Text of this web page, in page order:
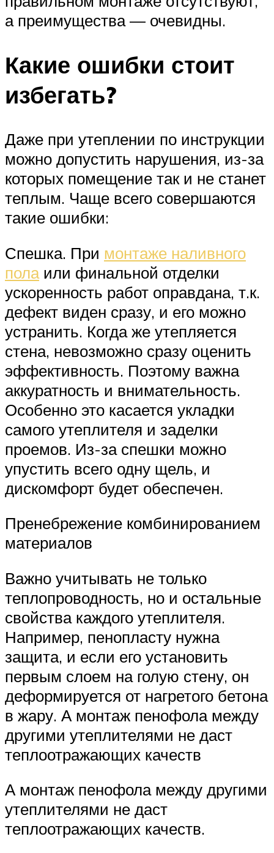
а преимущества — очевидны.
Какие ошибки стоит
избегать?
Даже при утеплении по инструкции
можно допустить нарушения, из-за
которых помещение так и не станет
теплым. Чаще всего совершаются
такие ошибки:
Спешка. При монтаже наливного
полаили финальной отделки
ускоренность работ оправдана, т.к.
дефект виден сразу, и его можно
устранить. Когда же утепляется
стена, невозможно сразу оценить
эффективность. Поэтому важна
аккуратность и внимательность.
Особенно это касается укладки
самого утеплителя и заделки
проемов. Из-за спешки можно
упустить всего одну щель, и
дискомфорт будет обеспечен.
Пренебрежение комбинированием
материалов
Важно учитывать не только
теплопроводность, но и остальные
свойства каждого утеплителя.
Например, пенопласту нужна
защита, и если его установить
первым слоем на голую стену, он
деформируется от нагретого бетона
в жару. А монтаж пенофола между
другими утеплителями не даст
теплоотражающих качеств
А монтаж пенофола между другими
утеплителями не даст
теплоотражающих качеств.